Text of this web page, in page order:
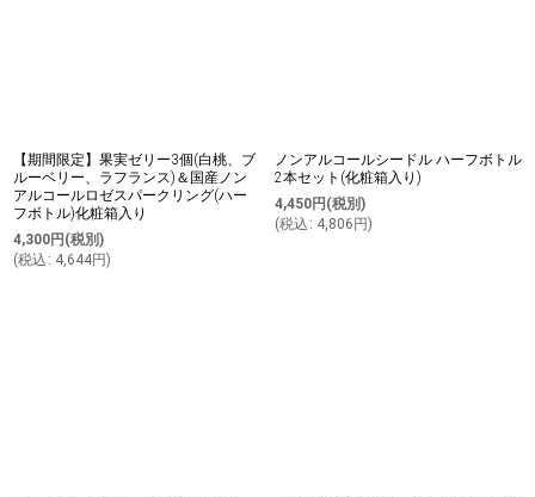
【期間限定】果実ゼリー3個(白桃、ブ
ルーベリー、ラフランス)＆国産ノン
アルコールロゼスパークリング(ハー
フボトル)化粧箱入り
4,300円 (税別)
(税込 : 4,644円)
ノンアルコールシードル ハーフボトル
2本セット(化粧箱入り)
4,450円 (税別)
(税込 : 4,806 円)